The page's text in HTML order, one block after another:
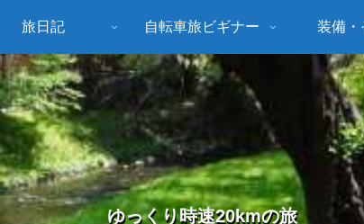
ゆっくり時速20kmの旅
旅日記 自転車旅ビギナー 装備・